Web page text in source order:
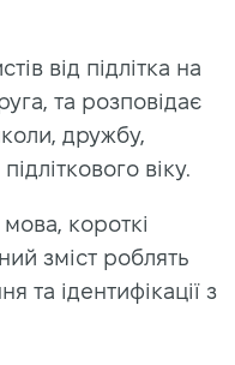
від підлітка на
та розповідає
дружбу,
віку.
короткі
зміст роблять
та ідентифікації з